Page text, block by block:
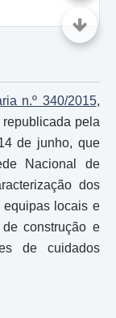
n.º 340/2015,
pela
de junho, que
Nacional de
dos
equipas locais e
construção e
de cuidados